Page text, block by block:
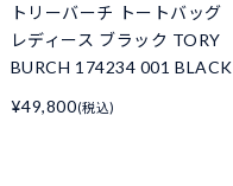
トリーバーチ トートバッグ
レディース ブラック TORY
BURCH 174234 001 BLACK
¥49,800(税込)